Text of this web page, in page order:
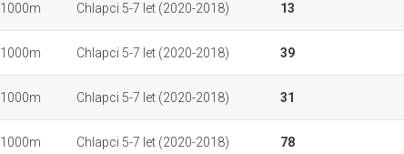
1000m Chlapci 5-7 let (2020-2018) 13
1000m Chlapci 5-7 let (2020-2018) 39
1000m Chlapci 5-7 let (2020-2018) 31
1000m Chlapci 5-7 let (2020-2018) 78